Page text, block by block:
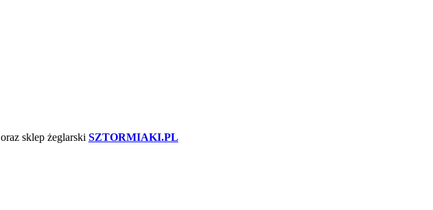
oraz sklep żeglarski SZTORMIAKI.PL